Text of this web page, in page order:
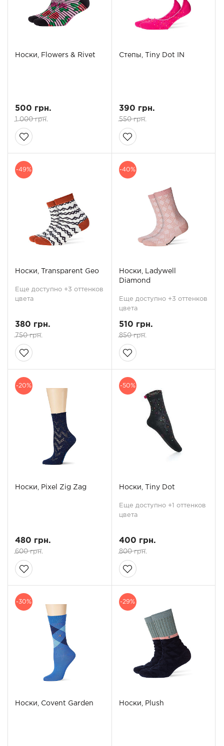
Носки, Flowers & Rivet
500 грн.
1 000 грн.
Степы, Tiny Dot IN
390 грн.
550 грн.
-49%
Носки, Transparent Geo
Еще доступно +3 оттенков
цвета
380 грн.
750 грн.
-40%
Носки, Ladywell
Diamond
Еще доступно +3 оттенков
цвета
510 грн.
850 грн.
-20%
Носки, Pixel Zig Zag
480 грн.
600 грн.
-50%
Носки, Tiny Dot
Еще доступно +1 оттенков
цвета
400 грн.
800 грн.
-30%
Носки, Covent Garden
-29%
Носки, Plush